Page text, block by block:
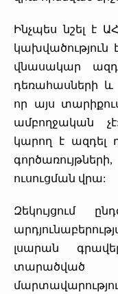
Ինչպես նշել է
վնասակար
դեռահասների
որ այս
ամբողջական
կարող է ազդել
ուսուցման վրա:
Զեկույցում
լսարան